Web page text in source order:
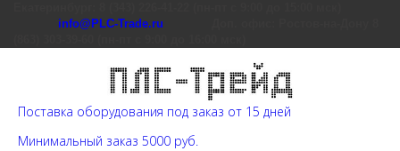
info@PLC-Trade.ru
Поставка оборудования под заказ от 15 дней
Минимальный заказ 5000 руб.